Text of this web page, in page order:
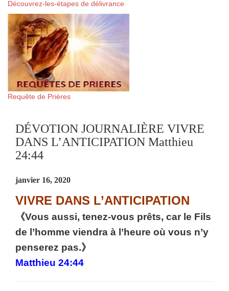
Découvrez-les-étapes de délivrance
Requête de Prières
DÉVOTION JOURNALIÈRE VIVRE
DANS L’ANTICIPATION Matthieu
24:44
janvier 16, 2020
VIVRE DANS L’ANTICIPATION
《Vous aussi, tenez-vous prêts, car le Fils
de l’homme viendra à l’heure où vous n’y
penserez pas.》
Matthieu 24:44